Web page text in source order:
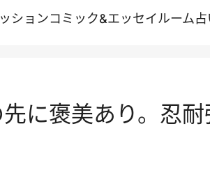
ションコミック&エッセイルーム
に褒美あり。忍